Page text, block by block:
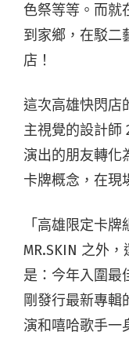
色祭等等。而就
到家鄉，在駁二
店！
這次高雄快閃店
主視覺的設計師
演出的朋友轉化
卡牌概念，在現
「高雄限定卡
MR.SKIN 之外
是：今年入圍最
剛發行最新專輯
演和嘻哈歌手一